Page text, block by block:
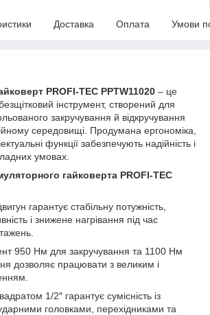
Доставка Оплата Умови
PROFI-TEC PPTW11020 – це
інструмент, створений для
закручування й відкручування
середовищі. Продумана ергономіка,
функції забезпечують надійність і
умовах.
гайковерта PROFI-TEC
гарантує стабільну потужність,
і знижене нагрівання під час
950 Нм для закручування та 1100 Нм
дозволяє працювати з великим і
1/2″ гарантує сумісність із
головками, перехідниками та